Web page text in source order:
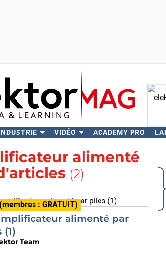
VIDÉO ACADEMY PRO
alimenté
(2)
: GRATUIT)
alimenté par
(1)
Team